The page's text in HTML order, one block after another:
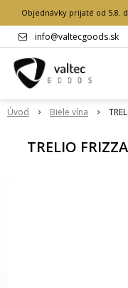
Objednávky prijaté od 5.8.
info@valtecgoods.sk
Úvod Biele vína
TRELIO